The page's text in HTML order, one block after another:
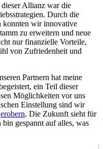
Allianz war die
Durch die
konnten wir innovative
zu erweitern und‌ neue
nur finanzielle Vorteile,
von ⁤Zufriedenheit und
Partnern⁢ hat meine
ein Teil dieser
Möglichkeiten vor uns
Einstellung sind wir‍
erobern. Die Zukunft sieht für
gespannt auf alles,⁢ was